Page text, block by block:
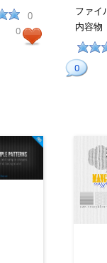
0
0
ファイ
内容物
0